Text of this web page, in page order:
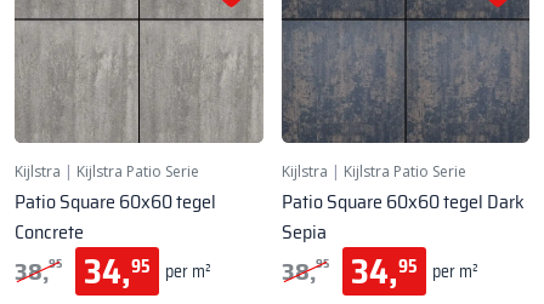
Kijlstra | Kijlstra Patio Serie
Patio Square 60x60 tegel
Concrete
38,95 34,95
per m²
Kijlstra | Kijlstra Patio Serie
Patio Square 60x60 tegel Dark
Sepia
38,95 34,95
per m²